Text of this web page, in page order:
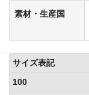
素材・生産国
サイズ表記
100